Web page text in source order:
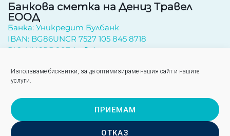
Използваме бисквитки, за да оптимизираме нашия сайт и нашите
услуги.
ПРИЕМАМ
ОТКАЗ
Банкова сметка на Дениз Травел
ЕООД
Банка: Уникредит Булбанк
IBAN: BG86UNCR 7527 105 845 8718
BIC: UNCRBGSF (лева)
Абонирайте се за бюлетин
Изпрати